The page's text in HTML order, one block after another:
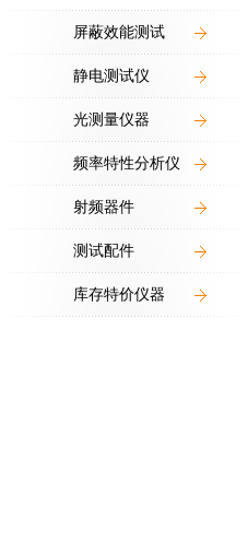
屏蔽效能测试
静电测试仪
光测量仪器
频率特性分析仪
射频器件
测试配件
库存特价仪器